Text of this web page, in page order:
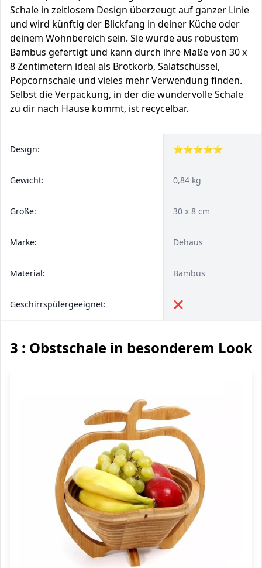
Schale in zeitlosem Design überzeugt auf ganzer Linie
und wird künftig der Blickfang in deiner Küche oder
deinem Wohnbereich sein. Sie wurde aus robustem
Bambus gefertigt und kann durch ihre Maße von 30 x
8 Zentimetern ideal als Brotkorb, Salatschüssel,
Popcornschale und vieles mehr Verwendung finden.
Selbst die Verpackung, in der die wundervolle Schale
zu dir nach Hause kommt, ist recycelbar.
Design: ⭐⭐⭐⭐⭐
Gewicht: 0,84 kg
Größe: 30 x 8 cm
Marke: Dehaus
Material: Bambus
Geschirrspülergeeignet: ❌
3 : Obstschale in besonderem Look